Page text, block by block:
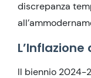
discrepanza
Il biennio 2024-